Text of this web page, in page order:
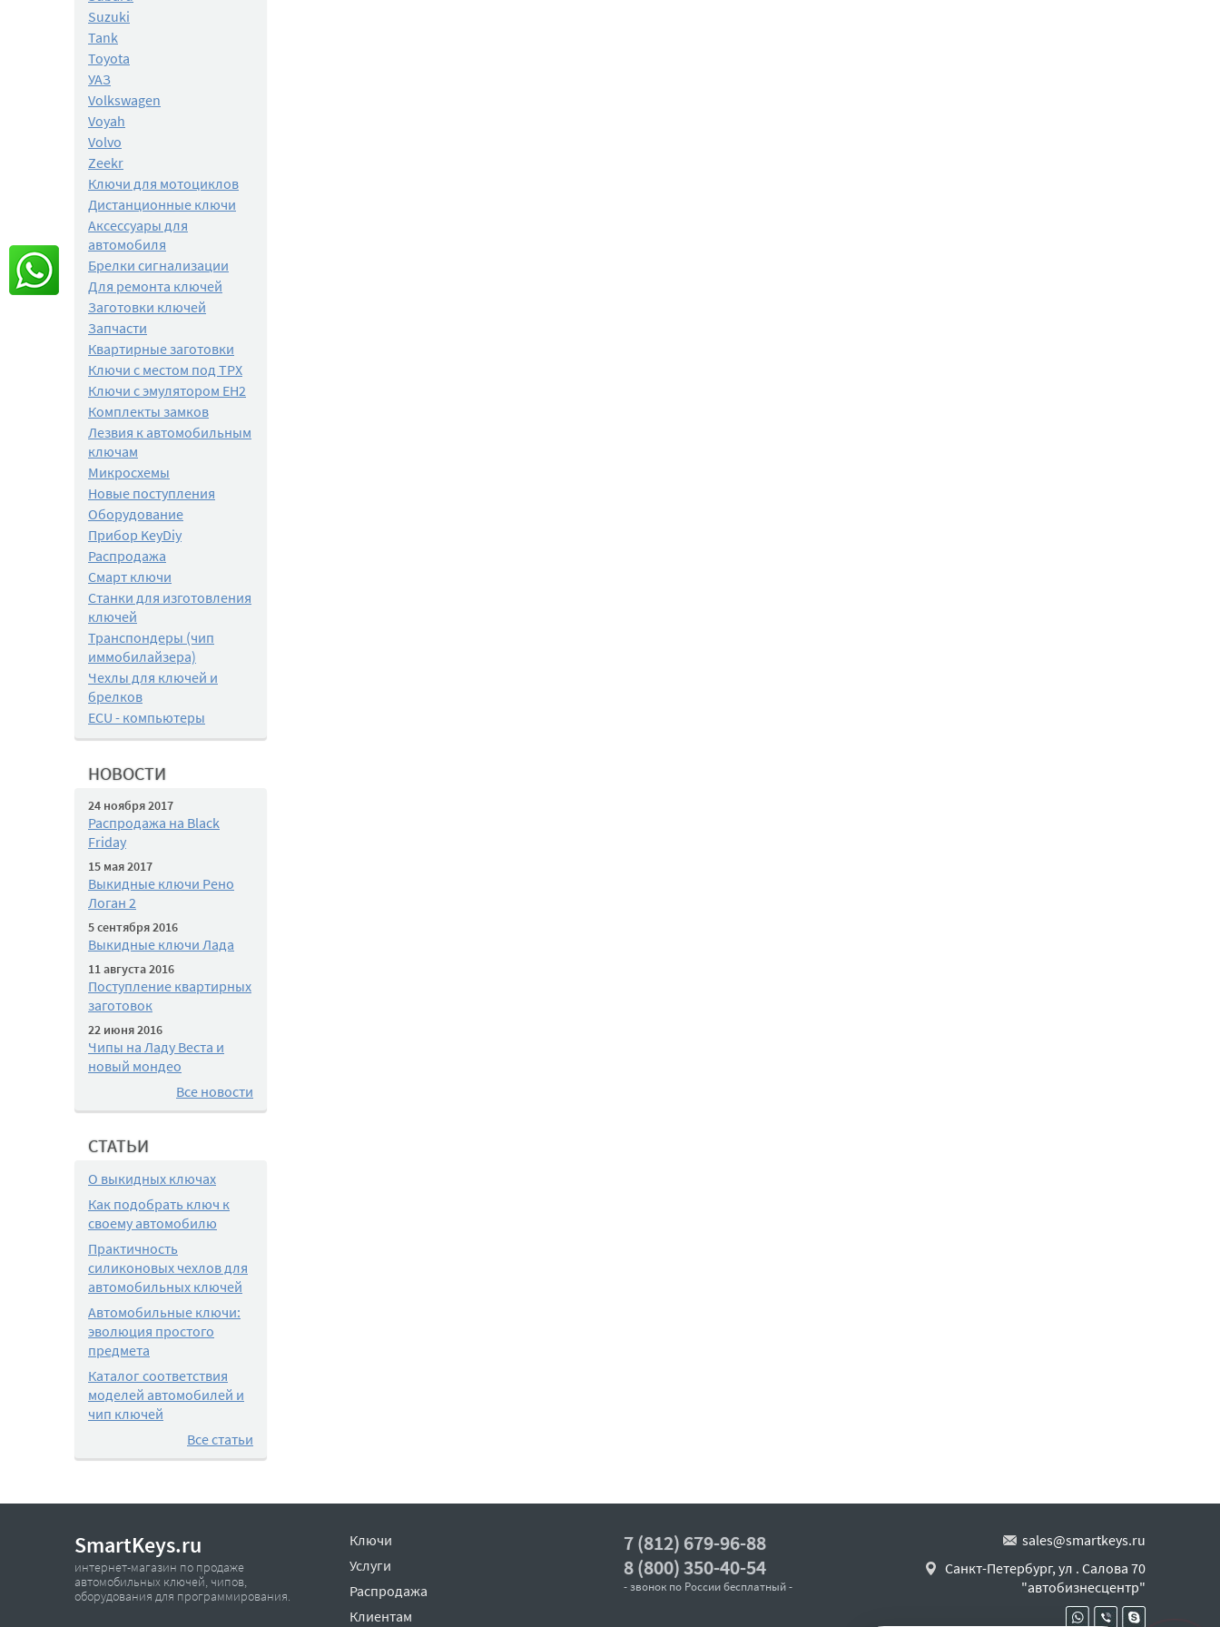
Suzuki
Tank
Toyota
УАЗ
Volkswagen
Voyah
Volvo
Zeekr
Ключи для мотоциклов
Дистанционные ключи
Аксессуары для
автомобиля
Брелки сигнализации
Для ремонта ключей
Заготовки ключей
Запчасти
Квартирные заготовки
Ключи с местом под TPX
Ключи с эмулятором EH2
Комплекты замков
Лезвия к автомобильным
ключам
Микросхемы
Новые поступления
Оборудование
Прибор KeyDiy
Распродажа
Смарт ключи
Станки для изготовления
ключей
Транспондеры (чип
иммобилайзера)
Чехлы для ключей и
брелков
ECU - компьютеры
НОВОСТИ
24 ноября 2017
Распродажа на Black
Friday
15 мая 2017
Выкидные ключи Рено
Логан 2
5 сентября 2016
Выкидные ключи Лада
11 августа 2016
Поступление квартирных
заготовок
22 июня 2016
Чипы на Ладу Веста и
новый мондео
Все новости
СТАТЬИ
О выкидных ключах
Как подобрать ключ к
своему автомобилю
Практичность
силиконовых чехлов для
автомобильных ключей
Автомобильные ключи:
эволюция простого
предмета
Каталог соответствия
моделей автомобилей и
чип ключей
Все статьи
SmartKeys.ru
интернет-магазин по продаже
автомобильных ключей, чипов,
оборудования для программирования.
Ключи
Услуги
Распродажа
Клиентам
7 (812) 679-96-88
8 (800) 350-40-54
- звонок по России бесплатный -
sales@smartkeys.ru
Санкт-Петербург, ул . Салова 70
"автобизнесцентр"